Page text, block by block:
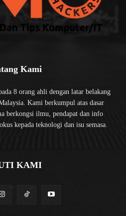
Kami
8 orang ahli dengan latar belakang
Kami berkumpul atas dasar
berkongsi ilmu, pendapat dan info
kepada teknologi dan isu semasa.
KAMI